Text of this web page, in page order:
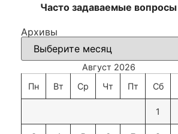
Часто задаваемые вопросы
Архивы
Август 2026
Пн
Вт Ср Чт Пт Сб
1